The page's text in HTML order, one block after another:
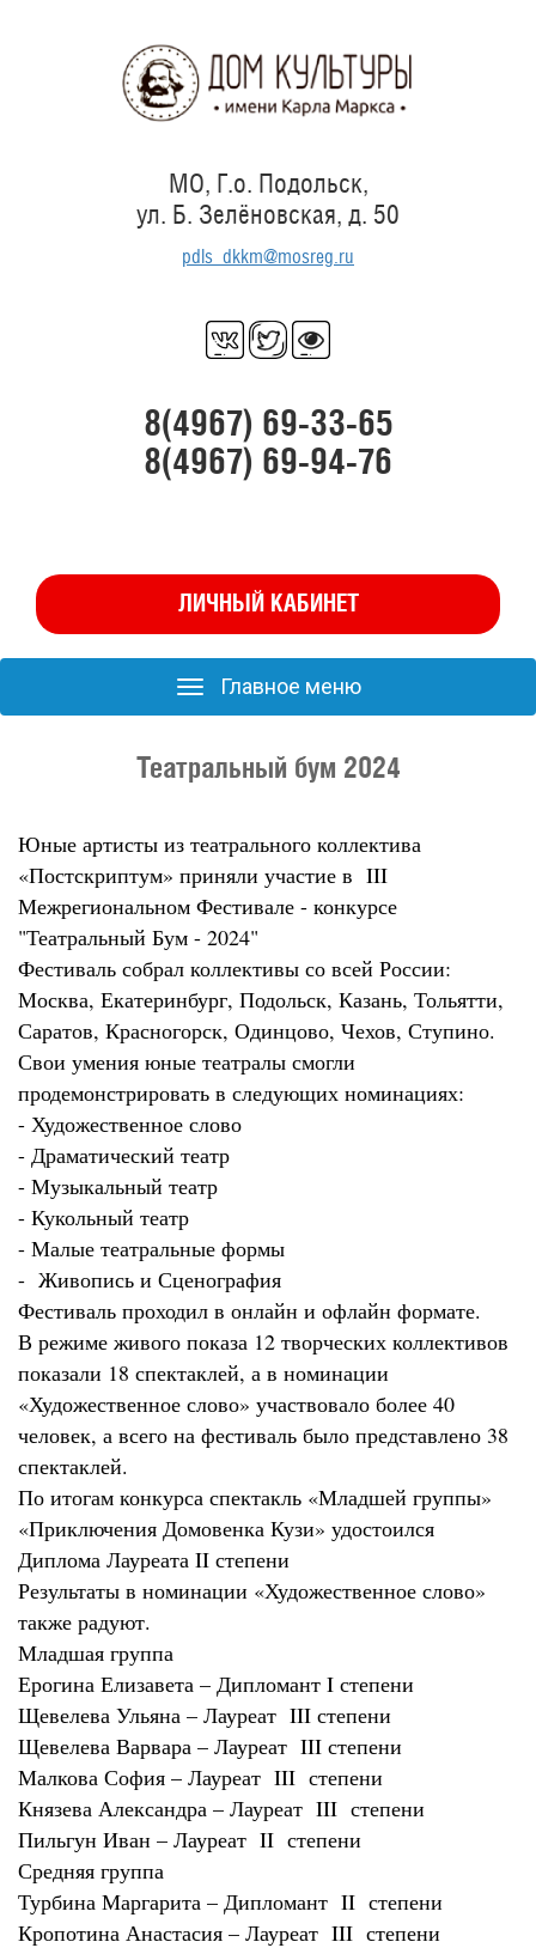
МО, Г.о. Подольск,
ул. Б. Зелёновская, д. 50
pdls_dkkm@mosreg.ru
8(4967) 69-33-65
8(4967) 69-94-76
ЛИЧНЫЙ КАБИНЕТ
Главное
меню
Главное меню
Театральный бум 2024
Юные артисты из театрального коллектива
«Постскриптум» приняли участие в III
Межрегиональном Фестивале - конкурсе
"Театральный Бум - 2024"
Фестиваль собрал коллективы со всей России:
Москва, Екатеринбург, Подольск, Казань, Тольятти,
Саратов, Красногорск, Одинцово, Чехов, Ступино.
Свои умения юные театралы смогли
продемонстрировать в следующих номинациях:
- Художественное слово
- Драматический театр
- Музыкальный театр
- Кукольный театр
- Малые театральные формы
- Живопись и Сценография
Фестиваль проходил в онлайн и офлайн формате.
В режиме живого показа 12 творческих коллективов
показали 18 спектаклей, а в номинации
«Художественное слово» участвовало более 40
человек, а всего на фестиваль было представлено 38
спектаклей.
По итогам конкурса спектакль «Младшей группы»
«Приключения Домовенка Кузи» удостоился
Диплома Лауреата II степени
Результаты в номинации «Художественное слово»
также радуют.
Младшая группа
Ерогина Елизавета – Дипломант I степени
Щевелева Ульяна – Лауреат III степени
Щевелева Варвара – Лауреат III степени
Малкова София – Лауреат III степени
Князева Александра – Лауреат III степени
Пильгун Иван – Лауреат II степени
Средняя группа
Турбина Маргарита – Дипломант II степени
Кропотина Анастасия – Лауреат III степени